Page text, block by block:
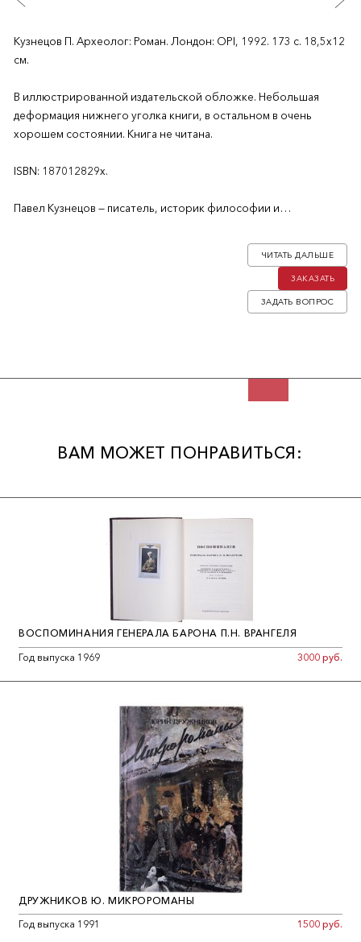
Кузнецов П. Археолог: Роман. Лондон: OPI, 1992. 173 с. 18,5х12
см.
В иллюстрированной издательской обложке. Небольшая
деформация нижнего уголка книги, в остальном в очень
хорошем состоянии. Книга не читана.
ISBN: 187012829x.
Павел Кузнецов — писатель, историк философии и
Из предисловия: «Трудно определить жанр «Археолога».
Возможно, это роман воспитания - воспитания в себе
привычки мыслить и способности чувствовать. Возможно,
ЗАДАТЬ ВОПРОС
ЗАКАЗАТЬ
ЧИТАТЬ ДАЛЬШЕ
ВАМ МОЖЕТ ПОНРАВИТЬСЯ:
ВОСПОМИНАНИЯ ГЕНЕРАЛА БАРОНА П.Н. ВРАНГЕЛЯ
Год выпуска 1969
3000 руб.
ДРУЖНИКОВ Ю. МИКРОРОМАНЫ
Год выпуска 1991
1500 руб.